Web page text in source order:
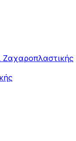
Ζαχαροπλαστικής